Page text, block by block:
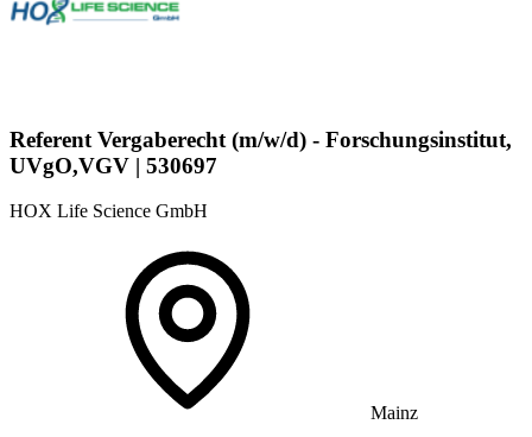
Referent Vergaberecht (m/w/d) - Forschungsinstitut,
UVgO,VGV | 530697
HOX Life Science GmbH
Mainz